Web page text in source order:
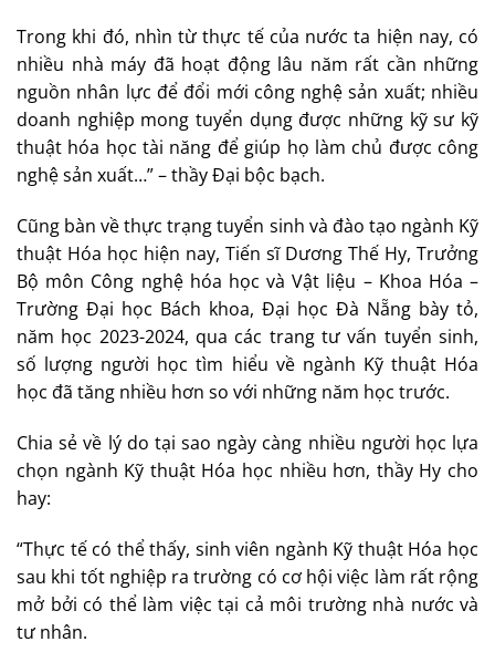
Trong khi đó, nhìn từ thực tế của nước ta hiện nay, có
nhiều nhà máy đã hoạt động lâu năm rất cần những
nguồn nhân lực để đổi mới công nghệ sản xuất; nhiều
doanh nghiệp mong tuyển dụng được những kỹ sư kỹ
thuật hóa học tài năng để giúp họ làm chủ được công
nghệ sản xuất…” – thầy Đại bộc bạch.
Cũng bàn về thực trạng tuyển sinh và đào tạo ngành Kỹ
thuật Hóa học hiện nay, Tiến sĩ Dương Thế Hy, Trưởng
Bộ môn Công nghệ hóa học và Vật liệu – Khoa Hóa –
Trường Đại học Bách khoa, Đại học Đà Nẵng bày tỏ,
năm học 2023-2024, qua các trang tư vấn tuyển sinh,
số lượng người học tìm hiểu về ngành Kỹ thuật Hóa
học đã tăng nhiều hơn so với những năm học trước.
Chia sẻ về lý do tại sao ngày càng nhiều người học lựa
chọn ngành Kỹ thuật Hóa học nhiều hơn, thầy Hy cho
hay:
“Thực tế có thể thấy, sinh viên ngành Kỹ thuật Hóa học
sau khi tốt nghiệp ra trường có cơ hội việc làm rất rộng
mở bởi có thể làm việc tại cả môi trường nhà nước và
tư nhân.